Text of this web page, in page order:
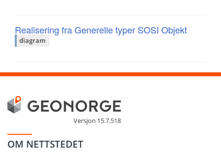
Realisering fra Generelle typer SOSI Objekt
diagram